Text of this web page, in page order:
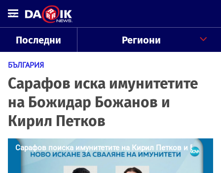
Последни Региони
БЪЛГАРИЯ
Сарафов иска имунитетите
на Божидар Божанов и
Кирил Петков